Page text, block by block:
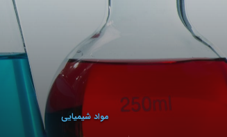
مواد شیمیایی